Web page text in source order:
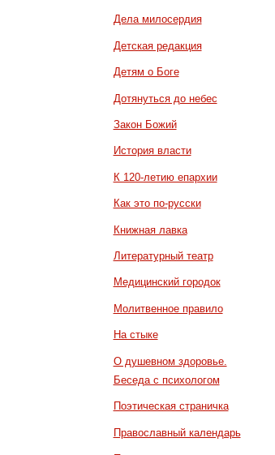
Дела милосердия
Детская редакция
Детям о Боге
Дотянуться до небес
Закон Божий
История власти
К 120-летию епархии
Как это по-русски
Книжная лавка
Литературный театр
Медицинский городок
Молитвенное правило
На стыке
О душевном здоровье.
Беседа с психологом
Поэтическая страничка
Православный календарь